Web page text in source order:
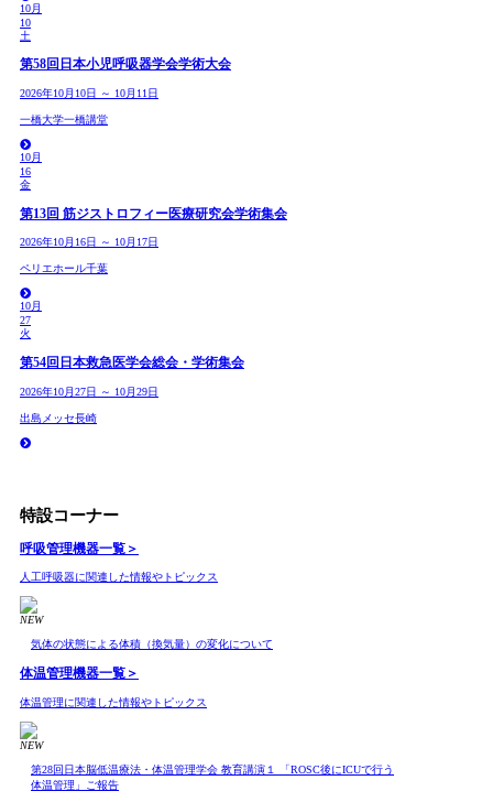
10月
10
土
第58回日本小児呼吸器学会学術大会
2026年10月10日 ～ 10月11日
一橋大学一橋講堂
10月
16
金
第13回 筋ジストロフィー医療研究会学術集会
2026年10月16日 ～ 10月17日
ペリエホール千葉
10月
27
火
第54回日本救急医学会総会・学術集会
2026年10月27日 ～ 10月29日
出島メッセ長崎
特設コーナー
呼吸管理機器一覧＞
人工呼吸器に関連した情報やトピックス
NEW
気体の状態による体積（換気量）の変化について
体温管理機器一覧＞
体温管理に関連した情報やトピックス
NEW
第28回日本脳低温療法・体温管理学会 教育講演１ 「ROSC後にICUで行う
体温管理」ご報告